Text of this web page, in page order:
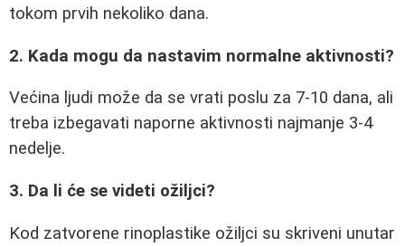
tokom prvih nekoliko dana.
2. Kada mogu da nastavim normalne aktivnosti?
Većina ljudi može da se vrati poslu za 7-10 dana, ali
treba izbegavati naporne aktivnosti najmanje 3-4
nedelje.
3. Da li će se videti ožiljci?
Kod zatvorene rinoplastike ožiljci su skriveni unutar